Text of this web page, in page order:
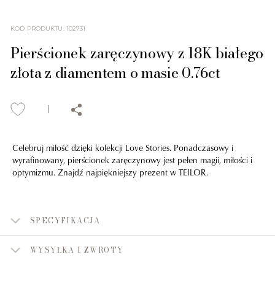
KOD PRODUKTU: 102731
Pierścionek zaręczynowy z 18K białego
złota z diamentem o masie 0.76ct
Celebruj miłość dzięki kolekcji Love Stories. Ponadczasowy i
wyrafinowany, pierścionek zaręczynowy jest pełen magii, miłości i
optymizmu. Znajdź najpiękniejszy prezent w TEILOR.
SPECYFIKACJA
WYSYŁKA I ZWROTY